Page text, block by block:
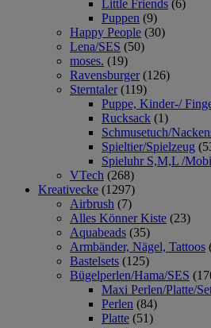
Little Friends (6)
Puppen (9)
Happy People (30)
Lena/SES (50)
moses. (19)
Ravensburger (126)
Sterntaler (119)
Puppe, Kinder-/
Rucksack (1)
Schmusetuch/
Spieltier/Spielzeug
Spieluhr S,M,L /
VTech (268)
Kreativecke (1297)
Airbrush (7)
Alles Könner Kiste (23)
Aquabeads (35)
Armbänder, Nägel, Tattoos
Bastelsets (125)
Bügelperlen/Hama/SES
Maxi Perlen/Platte/
Perlen (84)
Platte (51)